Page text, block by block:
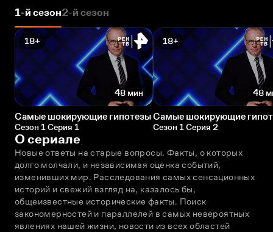
1-й сезон2-й сезон
18+
48 мин
Самые шокирующие гипотезы
Сезон 1 Серия 1
18+
48
Самые шокирующие
Сезон 1 Серия 2
О сериале
Новые ответы на старые вопросы. Факты, о которых
долго молчали, и независимая оценка событий,
изменивших мир. Расследования самых сенсационных
историй и свежий взгляд на, казалось бы,
общеизвестные исторические факты. Поиск
закономерностей и параллелей в самых невероятных
явлениях нашей жизни, новости из всех областей